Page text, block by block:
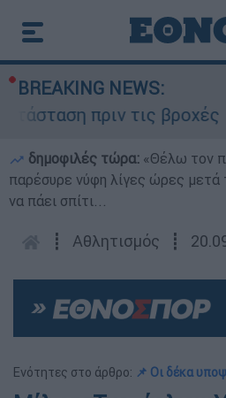
BREAKING NEWS:
πριν τις βροχές
δημοφιλές τώρα: «Θέλω τον
παρέσυρε νύφη λίγες ώρες μετά
να πάει σπίτι...
┋ Αθλητισμός ┋
Ενότητες στο άρθρο: 📌 Οι δέκα